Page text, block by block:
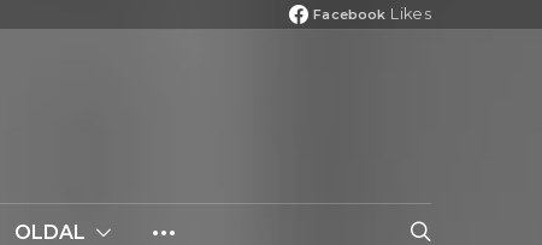
Facebook Likes
OLDAL